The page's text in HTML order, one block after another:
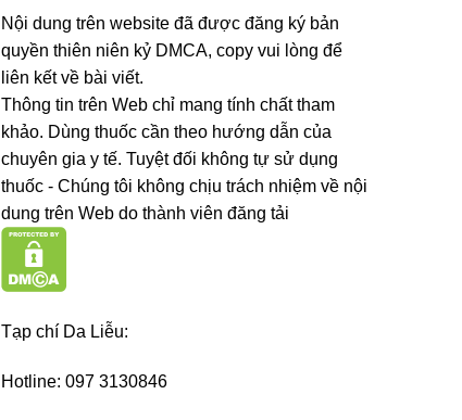
Nội dung trên website đã được đăng ký bản
quyền thiên niên kỷ DMCA, copy vui lòng để
liên kết về bài viết.
Thông tin trên Web chỉ mang tính chất tham
khảo. Dùng thuốc cần theo hướng dẫn của
chuyên gia y tế. Tuyệt đối không tự sử dụng
thuốc - Chúng tôi không chịu trách nhiệm về nội
dung trên Web do thành viên đăng tải
Tạp chí Da Liễu:
Hotline: 097 3130846